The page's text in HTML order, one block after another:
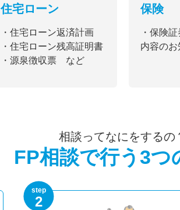
住宅ローン
・住宅ローン返済計画
・住宅ローン残高証明書
・源泉徴収票 など
保険
・保険
内容の
相談ってなにをするの
FP相談で行う3つ
step
2